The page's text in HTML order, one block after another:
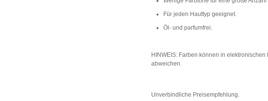
Für jeden Hauttyp geeignet.
Öl- und parfumfrei.
HINWEIS: Farben können in elektronischen
abweichen.
Unverbindliche Preisempfehlung.